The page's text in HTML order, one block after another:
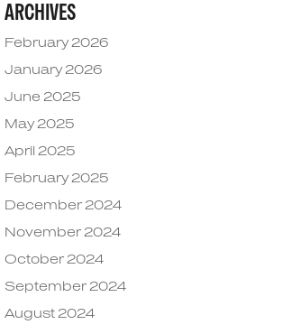
ARCHIVES
February 2026
January 2026
June 2025
May 2025
April 2025
February 2025
December 2024
November 2024
October 2024
September 2024
August 2024